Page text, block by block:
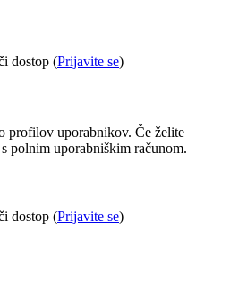
dostop (Prijavite se)
profilov uporabnikov. Če želite
polnim uporabniškim računom.
dostop (Prijavite se)